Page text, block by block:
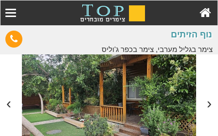
נוף הזיתים
צימר בגליל מערבי, צימר בכפר ג'וליס